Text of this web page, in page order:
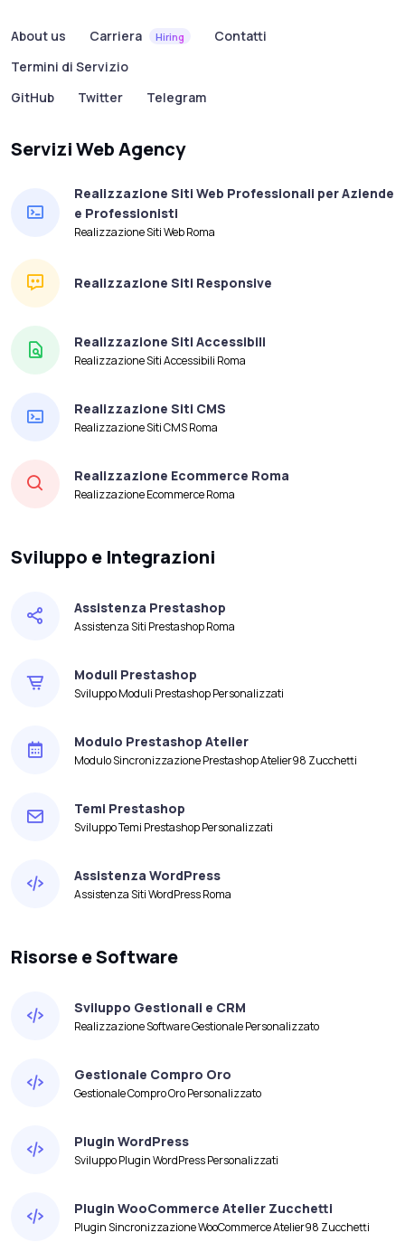
About us Carriera Hiring
Contatti
Termini di Servizio
GitHub
Twitter Telegram
Servizi Web Agency
Realizzazione Siti Web Professionali per Aziende
e Professionisti
Realizzazione Siti Web Roma
Realizzazione Siti Responsive
Realizzazione Siti Accessibili
Realizzazione Siti Accessibili Roma
Realizzazione Siti CMS
Realizzazione Siti CMS Roma
Realizzazione Ecommerce Roma
Realizzazione Ecommerce Roma
Sviluppo e Integrazioni
Assistenza Prestashop
Assistenza Siti Prestashop Roma
Moduli Prestashop
Sviluppo Moduli Prestashop Personalizzati
Modulo Prestashop Atelier
Modulo Sincronizzazione Prestashop Atelier98 Zucchetti
Temi Prestashop
Sviluppo Temi Prestashop Personalizzati
Assistenza WordPress
Assistenza Siti WordPress Roma
Risorse e Software
Sviluppo Gestionali e CRM
Realizzazione Software Gestionale Personalizzato
Gestionale Compro Oro
Gestionale Compro Oro Personalizzato
Plugin WordPress
Sviluppo Plugin WordPress Personalizzati
Plugin WooCommerce Atelier Zucchetti
Plugin Sincronizzazione WooCommerce Atelier98 Zucchetti